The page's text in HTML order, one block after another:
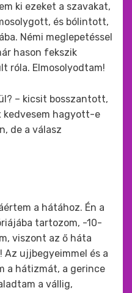
ki ezeket a szavakat,
és bólintott,
Némi meglepetéssel
hason fekszik
róla. Elmosolyodtam!
– kicsit bosszantott,
kedvesem hagyott-e
de a válasz
a hátához. Én a
tartozom, -10-
viszont az ő háta
ujjbegyeimmel és a
a hátizmát, a gerince
a vállig,